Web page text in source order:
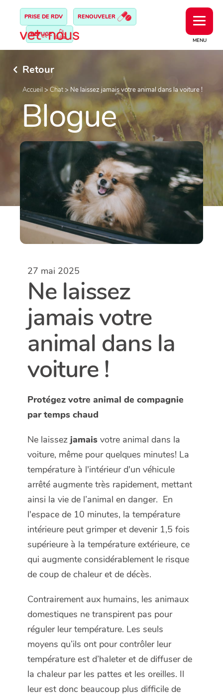
MENU
PRISE DE RDV RENOUVELER
REFUGE
Retour
Accueil >Chat> Ne laissez jamais votre animal dans la voiture !
Blogue
27 mai 2025
Ne laissez
jamais votre
animal dans la
voiture !
Protégez votre animal de compagnie
par temps chaud
Ne laissez jamais votre animal dans la
voiture, même pour quelques minutes! La
température à l'intérieur d'un véhicule
arrêté augmente très rapidement, mettant
ainsi la vie de l’animal en danger. En
l'espace de 10 minutes, la température
intérieure peut grimper et devenir 1,5 fois
supérieure à la température extérieure, ce
qui augmente considérablement le risque
de coup de chaleur et de décès.
Contrairement aux humains, les animaux
domestiques ne transpirent pas pour
réguler leur température. Les seuls
moyens qu’ils ont pour contrôler leur
température est d’haleter et de diffuser de
la chaleur par les pattes et les oreilles. Il
leur est donc beaucoup plus difficile de